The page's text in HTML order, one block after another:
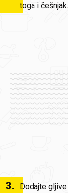
toga i češnjak.
3.
Dodajte